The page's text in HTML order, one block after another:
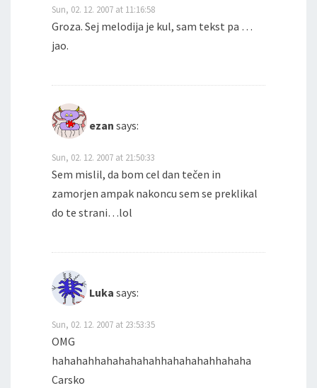
Sun, 02. 12. 2007 at 11:16:58
Groza. Sej melodija je kul, sam tekst pa …
jao.
ezan says:
Sun, 02. 12. 2007 at 21:50:33
Sem mislil, da bom cel dan tečen in
zamorjen ampak nakoncu sem se preklikal
do te strani…lol
Luka says:
Sun, 02. 12. 2007 at 23:53:35
OMG
hahahahhahahahahahhahahahahhahaha
Carsko